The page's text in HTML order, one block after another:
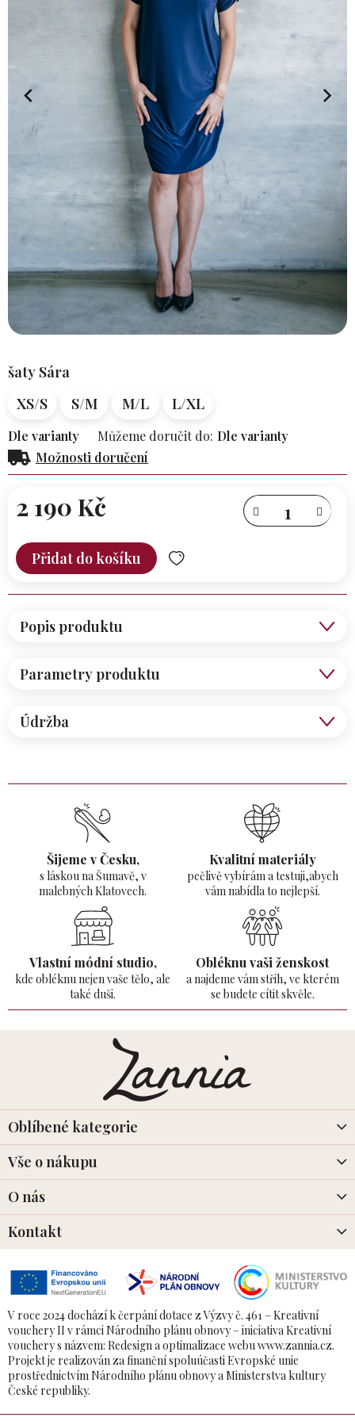
šaty Sára
XS/S
S/M M/L L/XL
Dle varianty Můžeme doručit do: Dle varianty
Možnosti doručení
2 190 Kč
cena:
Přidat do košíku
Údržba
Parametry produktu
Popis produktu
Šijeme v Česku,
s láskou na Šumavě, v
malebných Klatovech.
Kvalitní materiály
pečlivě vybírám a testuji,abych
vám nabídla to nejlepší.
Vlastní módní studio,
kde obléknu nejen vaše tělo, ale
také duši.
Obléknu vaši ženskost
a najdeme vám střih, ve kterém
se budete cítit skvěle.
t
Oblíbené kategorie
Vše o nákupu
O nás
Kontakt
V roce 2024 dochází k čerpání dotace z Výzvy č. 461 – Kreativní
vouchery II v rámci Národního plánu obnovy – iniciativa Kreativní
vouchery s názvem: Redesign a optimalizace webu www.zannia.cz.
Projekt je realizován za finanční spoluúčasti Evropské unie
prostřednictvím Národního plánu obnovy a Ministerstva kultury
České republiky.